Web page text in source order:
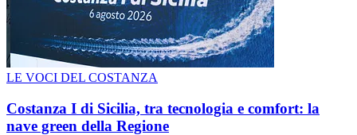
LE VOCI DEL COSTANZA
Costanza I di Sicilia, tra tecnologia e comfort: la
nave green della Regione